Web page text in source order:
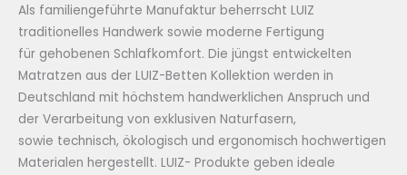
Als familiengeführte Manufaktur beherrscht LUIZ
traditionelles Handwerk sowie moderne Fertigung
für gehobenen Schlafkomfort. Die jüngst entwickelten
Matratzen aus der LUIZ-Betten Kollektion werden in
Deutschland mit höchstem handwerklichen Anspruch und
der Verarbeitung von exklusiven Naturfasern,
sowie technisch, ökologisch und ergonomisch hochwertigen
Materialen hergestellt. LUIZ- Produkte geben ideale